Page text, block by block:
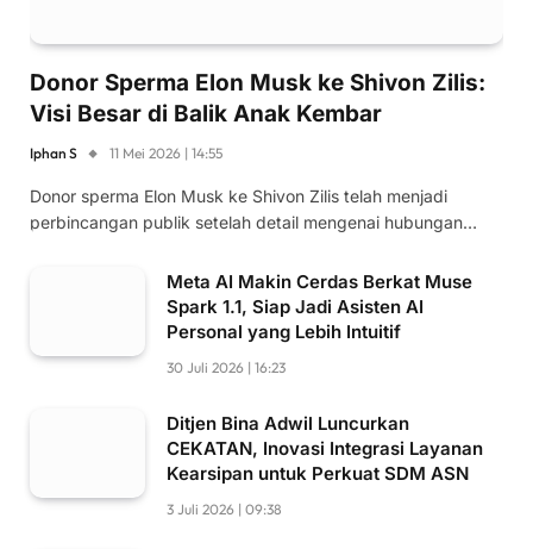
Donor Sperma Elon Musk ke Shivon Zilis:
Visi Besar di Balik Anak Kembar
Iphan S 11 Mei 2026 | 14:55
Donor sperma Elon Musk ke Shivon Zilis telah menjadi
perbincangan publik setelah detail mengenai hubungan…
Meta AI Makin Cerdas Berkat Muse
Spark 1.1, Siap Jadi Asisten AI
Personal yang Lebih Intuitif
30 Juli 2026 | 16:23
Ditjen Bina Adwil Luncurkan
CEKATAN, Inovasi Integrasi Layanan
Kearsipan untuk Perkuat SDM ASN
3 Juli 2026 | 09:38